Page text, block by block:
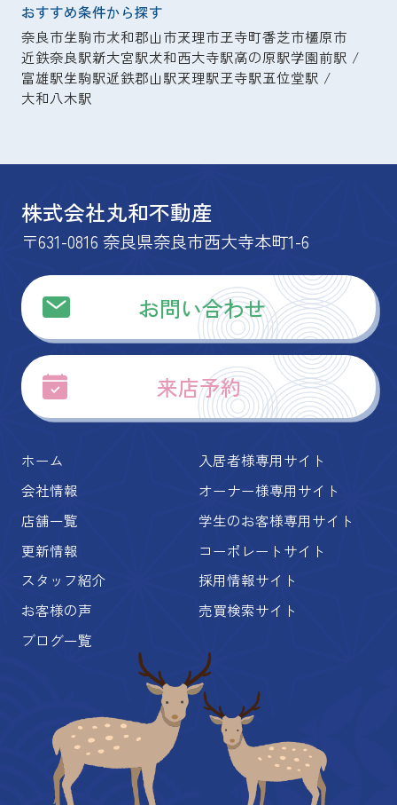
おすすめ条件から探す
奈良市生駒市大和郡山市天理市王寺町香芝市橿原市
近鉄奈良駅新大宮駅大和西大寺駅高の原駅学園前駅
富雄駅生駒駅近鉄郡山駅天理駅王寺駅五位堂駅
大和八木駅
株式会社丸和不動産
〒631-0816 奈良県奈良市西大寺本町1-6
お問い合わせ
来店予約
ホーム
会社情報
店舗一覧
更新情報
スタッフ紹介
お客様の声
ブログ一覧
入居者様専用サイト
オーナー様専用サイト
学生のお客様専用サイト
コーポレートサイト
採用情報サイト
売買検索サイト